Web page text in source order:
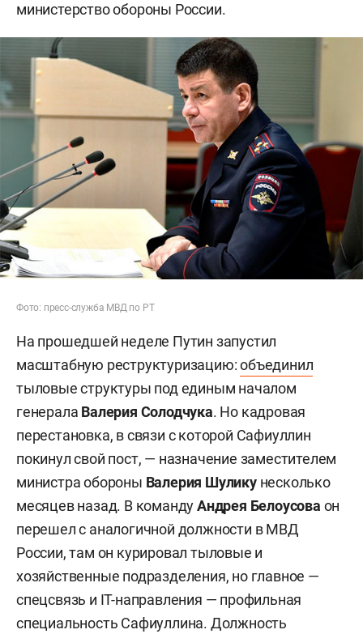
министерство обороны России.
Фото: пресс-служба МВД по РТ
На прошедшей неделе Путин запустил
масштабную реструктуризацию:объединил
тыловые структуры под единым началом
генерала Валерия Солодчука. Но кадровая
перестановка, в связи с которой Сафиуллин
покинул свой пост, — назначение заместителем
министра обороны Валерия Шуликунесколько
месяцев назад. В командуАндрея Белоусова он
перешел с аналогичной должности в МВД
России, там он курировал тыловые и
хозяйственные подразделения, но главное —
спецсвязь и IT-направления — профильная
специальность Сафиуллина. Должность